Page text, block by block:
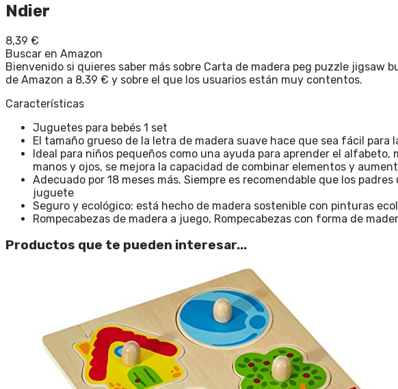
Ndier
8,39 €
Buscar en Amazon
Bienvenido si quieres saber más sobre Carta de madera peg puzzle
de Amazon a 8,39 € y sobre el que los usuarios están muy contentos.
Características
Juguetes para bebés 1 set
El tamaño grueso de la letra de madera suave hace que sea fácil
Ideal para niños pequeños como una ayuda para aprender el
manos y ojos, se mejora la capacidad de combinar elementos y
Adecuado por 18 meses más. Siempre es recomendable que los
juguete
Seguro y ecológico: está hecho de madera sostenible con pinturas
Rompecabezas de madera a juego, Rompecabezas con forma de
Productos que te pueden interesar...